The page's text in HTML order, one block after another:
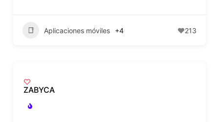
Aplicaciones móviles +4 213
ZABYCA